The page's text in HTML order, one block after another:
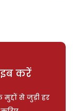
करें
से जुड़ी हर